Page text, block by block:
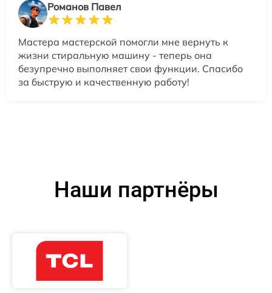
Романов Павел
Мастера мастерской помогли мне вернуть к
жизни стиральную машину - теперь она
безупречно выполняет свои функции. Спасибо
за быструю и качественную работу!
Наши партнёры